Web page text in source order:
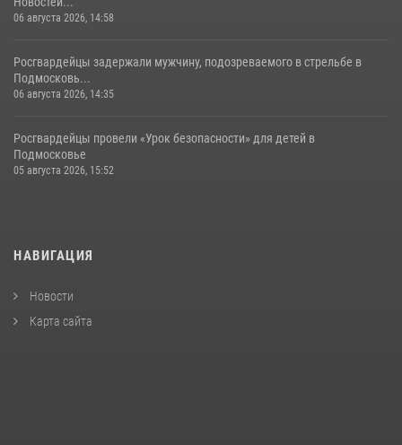
06 августа 2026, 14:58
Росгвардейцы задержали мужчину, подозреваемого в стрельбе в
Подмосковь...
06 августа 2026, 14:35
Росгвардейцы провели «Урок безопасности» для детей в
Подмосковье
05 августа 2026, 15:52
НАВИГАЦИЯ
Новости
Карта сайта